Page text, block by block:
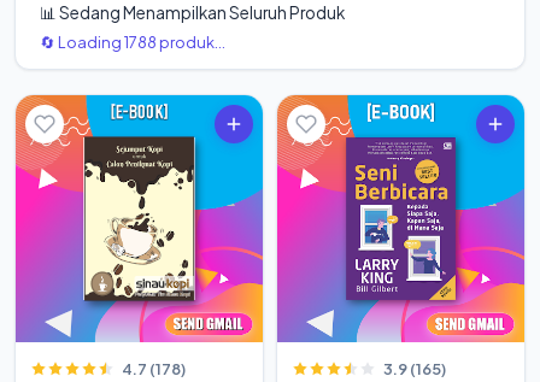
📊 Sedang Menampilkan Seluruh Produk
🔄 Loading 1788 produk...
4.7 (178) 3.9 (165)